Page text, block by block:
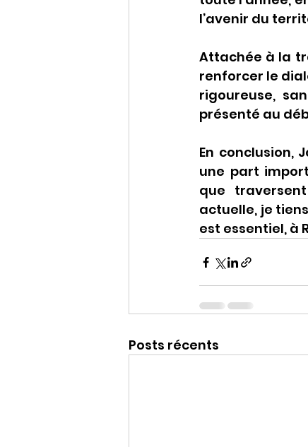
l’avenir du
Attachée à la
renforcer le
rigoureuse,
présenté au
En conclusion,
une part
que
actuelle, je
est essentiel, à
Posts récents